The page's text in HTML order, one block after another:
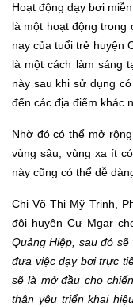
Hoạt động dạy bơi
là một hoạt động trong
nay của tuổi trẻ huyện
là một cách làm sáng
này sau khi sử dụng
đến các địa điểm khác
Nhờ đó có thể mở
vùng sâu, vùng xa ít
này cũng có thể dễ
Chị Võ Thị Mỹ Trinh,
đội huyện Cư Mgar
Quảng Hiệp, sau đó
đưa việc dạy bơi trực
sẽ là mở đầu cho
thân yêu triển khai